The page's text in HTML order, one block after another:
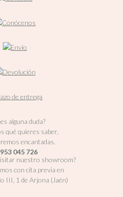
alguna duda?
qué quieres saber,
encantadas.
045 726
nuestro showroom?
con cita previa en
III, 1 de Arjona (Jaén)